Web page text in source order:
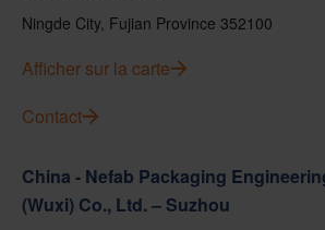
Ningde City, Fujian Province 352100
Afficher sur la carte
Contact
China - Nefab Packaging
(Wuxi) Co., Ltd. – Suzhou